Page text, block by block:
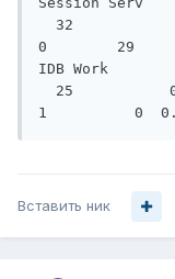
32
0        29
IDB Work
25
1          0
Вставить ник